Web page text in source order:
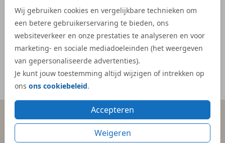
Wij gebruiken cookies en vergelijkbare technieken om
een betere gebruikerservaring te bieden, ons
websiteverkeer en onze prestaties te analyseren en voor
marketing- en sociale mediadoeleinden (het weergeven
van gepersonaliseerde advertenties).
Je kunt jouw toestemming altijd wijzigen of intrekken op
ons ons cookiebeleid.
Accepteren
Weigeren
-